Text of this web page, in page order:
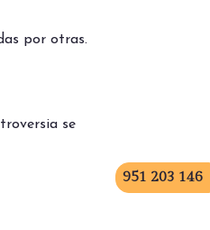
por otras.
se
951 203 146